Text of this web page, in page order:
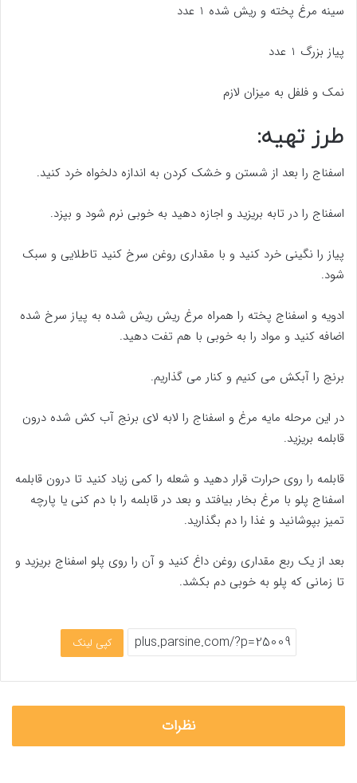
سینه مرغ پخته و ریش شده 1 عدد
پیاز بزرگ 1 عدد
نمک و فلفل به میزان لازم
طرز تهیه:
اسفناج را بعد از شستن و خشک کردن به اندازه دلخواه خرد کنید.
اسفناج را در تابه بریزید و اجازه دهید به خوبی نرم شود و بپزد.
پیاز را نگینی خرد کنید و با مقداری روغن سرخ کنید تاطلایی و سبک
شود.
ادویه و اسفناج پخته را همراه مرغ ریش ریش شده به پیاز سرخ شده
اضافه کنید و مواد را به خوبی با هم تفت دهید.
برنج را آبکش می کنیم و کنار می گذاریم.
در این مرحله مایه مرغ و اسفناج را لابه لای برنج آب کش شده درون
قابلمه بریزید.
قابلمه را روی حرارت قرار دهید و شعله را کمی زیاد کنید تا درون قابلمه
اسفناج پلو با مرغ بخار بیافتد و بعد در قابلمه را با دم کنی یا پارچه
تمیز بپوشانید و غذا را دم بگذارید.
بعد از یک ربع مقداری روغن داغ کنید و آن را روی پلو اسفناج بریزید و
تا زمانی که پلو به خوبی دم بکشد.
کپی لینک
نظرات